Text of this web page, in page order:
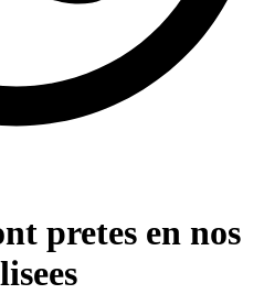
pretes en nos